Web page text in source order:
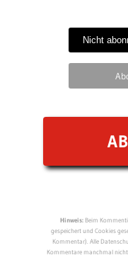
Hinweis:Beim
gespeichert und Cookies
Kommentar). Alle
Kommentare manchmal